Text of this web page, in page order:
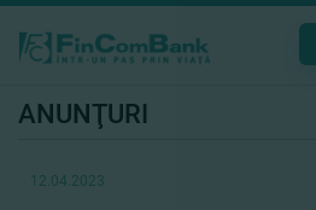
ANUNŢURI
12.04.2023